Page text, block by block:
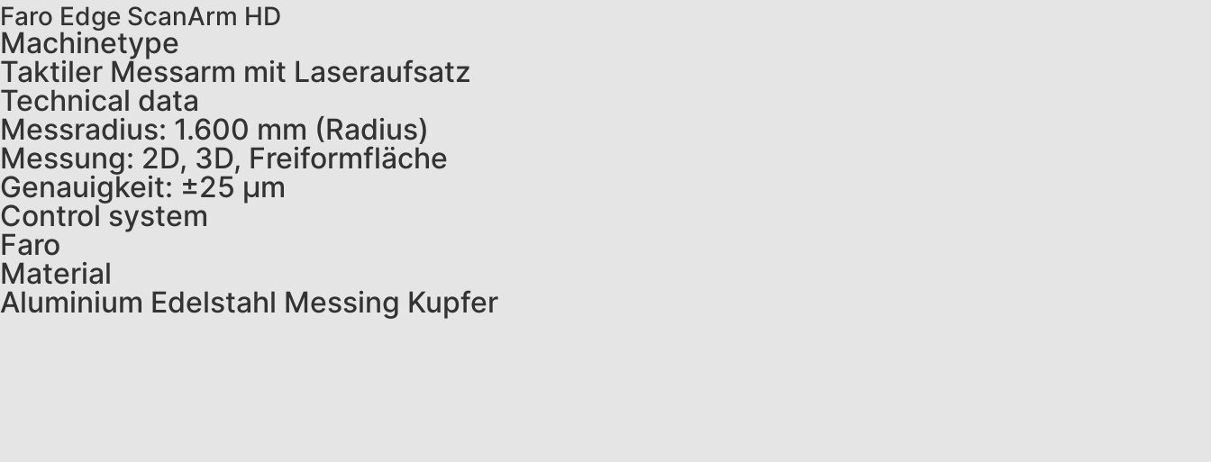
Faro Edge ScanArm HD
Machinetype
Taktiler Messarm mit Laseraufsatz
Technical data
Messradius: 1.600 mm (Radius)
Messung: 2D, 3D, Freiformfläche
Genauigkeit: ±25 µm
Control system
Faro
Material
Aluminium Edelstahl Messing Kupfer